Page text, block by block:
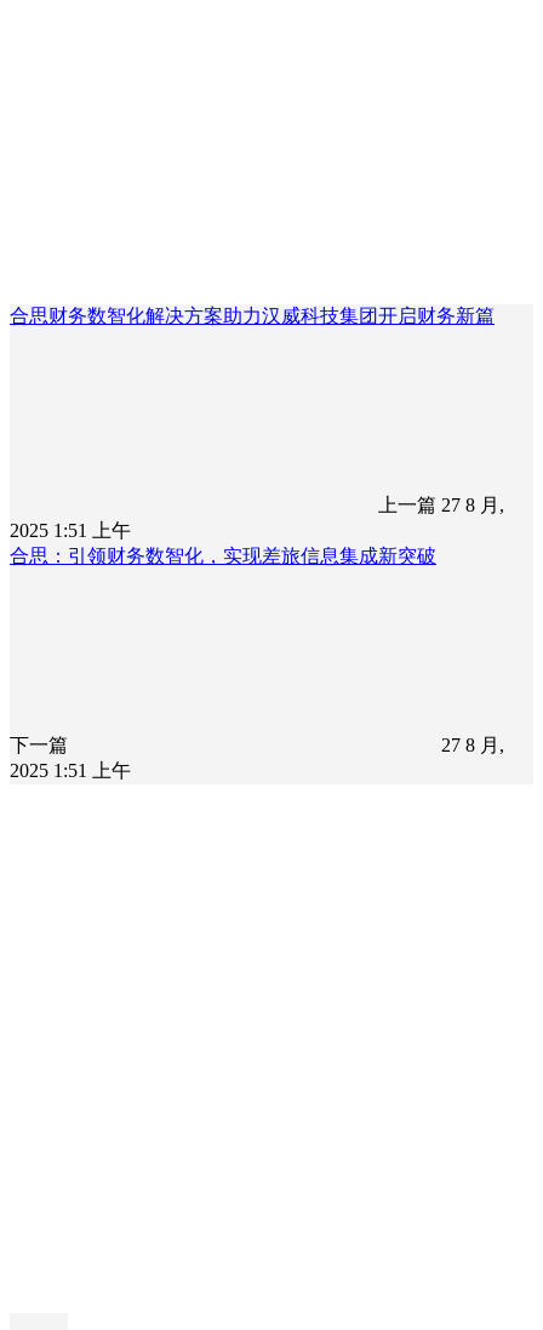
合思财务数智化解决方案助力汉威科技集团开启财务新篇
上一篇 27 8 月,
2025 1:51 上午
合思：引领财务数智化，实现差旅信息集成新突破
下一篇
27 8 月,
2025 1:51 上午